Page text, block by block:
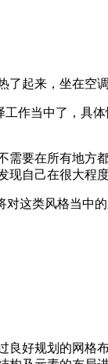
起来，坐在
作当中了，
要在所有地
自己在很大程度
这类风格当
良好规划的网